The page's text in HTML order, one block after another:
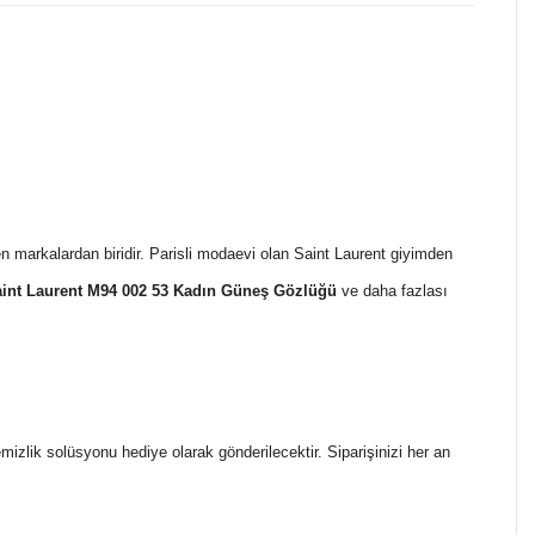
markalardan biridir. Parisli modaevi olan Saint Laurent giyimden
Laurent M94 002 53 Kadın Güneş Gözlüğü ve daha fazlası
solüsyonu hediye olarak gönderilecektir. Siparişinizi her an